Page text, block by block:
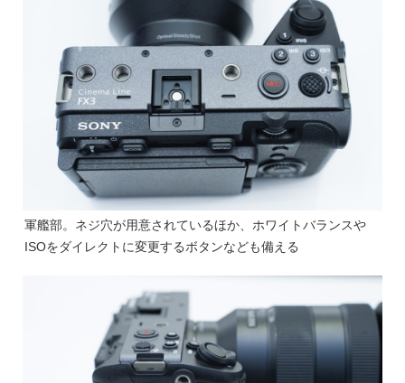
軍艦部。ネジ穴が用意されているほか、ホワイトバランスや
ISOをダイレクトに変更するボタンなども備える